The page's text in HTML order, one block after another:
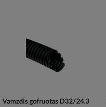
Vamzdis gofruotas D32/24.3